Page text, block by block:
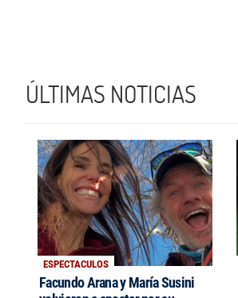
ÚLTIMAS NOTICIAS
ESPECTACULOS
Facundo Arana y María Susini